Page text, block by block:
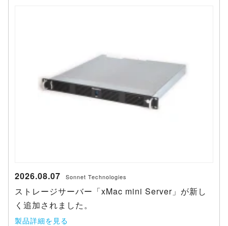
2026.08.07 Sonnet Technologies
ストレージサーバー「xMac mini Server」が新し
く追加されました。
製品詳細を見る